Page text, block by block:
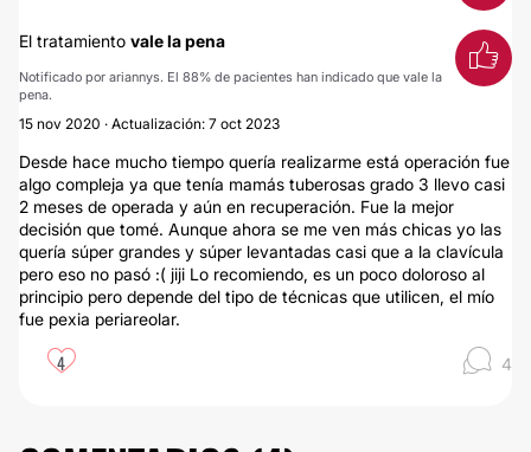
El tratamiento vale la pena
Notificado por ariannys. El 88% de pacientes han indicado que vale la
pena.
15 nov 2020 · Actualización: 7 oct 2023
Desde hace mucho tiempo quería realizarme está operación fue
algo compleja ya que tenía mamás tuberosas grado 3 llevo casi
2 meses de operada y aún en recuperación. Fue la mejor
decisión que tomé. Aunque ahora se me ven más chicas yo las
quería súper grandes y súper levantadas casi que a la clavícula
pero eso no pasó :( jiji Lo recomiendo, es un poco doloroso al
principio pero depende del tipo de técnicas que utilicen, el mío
fue pexia periareolar.
4 4